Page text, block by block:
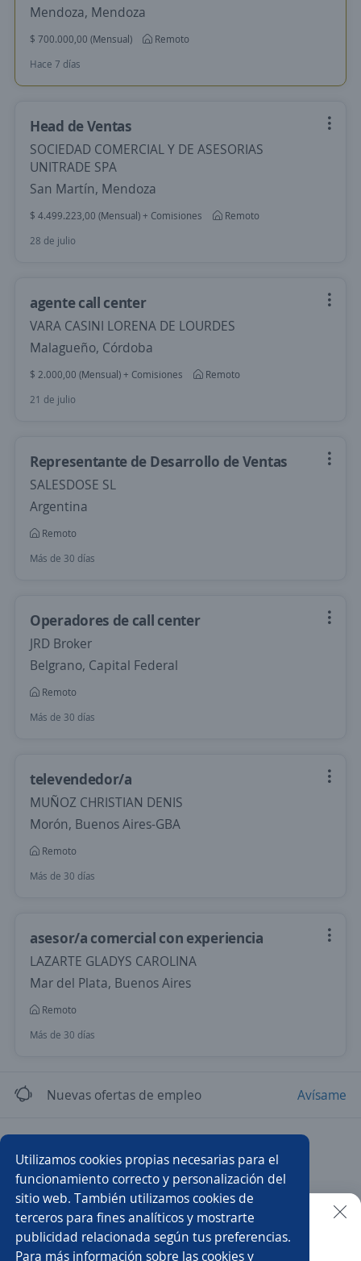
Utilizamos cookies propias necesarias para el
funcionamiento correcto y personalización del
sitio web. También utilizamos cookies de
terceros para fines analíticos y mostrarte
publicidad relacionada según tus preferencias.
Para más información sobre las cookies y
Mendoza, Mendoza
$ 700.000,00 (Mensual)
Remoto
Hace 7 días
Head de Ventas
SOCIEDAD COMERCIAL Y DE ASESORIAS
UNITRADE SPA
San Martín, Mendoza
$ 4.499.223,00 (Mensual) + Comisiones
Remoto
28 de julio
agente call center
VARA CASINI LORENA DE LOURDES
Malagueño, Córdoba
$ 2.000,00 (Mensual) + Comisiones
Remoto
21 de julio
Representante de Desarrollo de Ventas
SALESDOSE SL
Argentina
Remoto
Más de 30 días
Operadores de call center
JRD Broker
Belgrano, Capital Federal
Remoto
Más de 30 días
televendedor/a
MUÑOZ CHRISTIAN DENIS
Morón, Buenos Aires-GBA
Remoto
Más de 30 días
asesor/a comercial con experiencia
LAZARTE GLADYS CAROLINA
Mar del Plata, Buenos Aires
Remoto
Más de 30 días
Nuevas ofertas de empleo Avísame
Asesor/a telefónico Vendedor telefonía
Asesor/a comercial Asesor/a call center ventas
Call center Asesor/a comercial freelance
Buscar es más fácil en la app